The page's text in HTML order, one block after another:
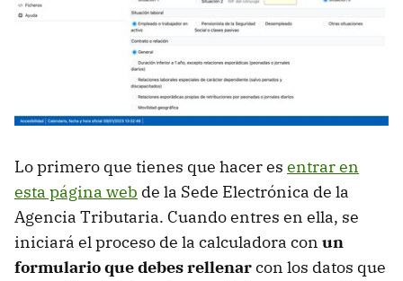
Lo primero que tienes que hacer es entrar en
esta página web de la Sede Electrónica de la
Agencia Tributaria. Cuando entres en ella, se
iniciará el proceso de la calculadora con un
formulario que debes rellenarcon los datos que